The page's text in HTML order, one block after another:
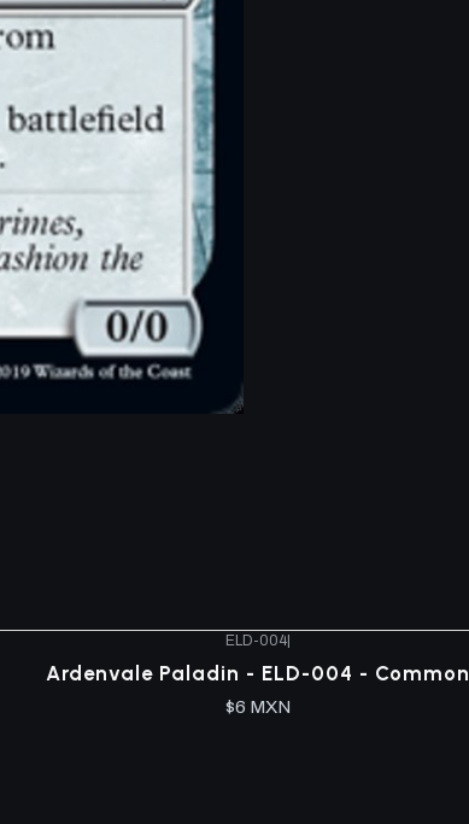
ELD-004|
Ardenvale Paladin - ELD-004 - Common
$6 MXN